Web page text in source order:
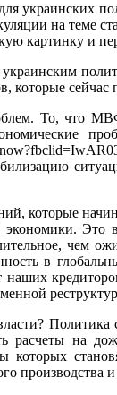
украинских
на теме
картинку и
которые
То, что
которые
экономики.
чем
в
наших
расчеты на
которых
производства